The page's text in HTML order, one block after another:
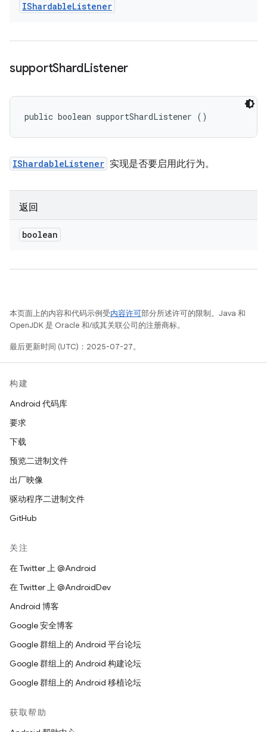
IShardableListener
supportShardListener
public boolean supportShardListener ()
IShardableListener 实现是否要启用此行为。
返回
boolean
本页面上的内容和代码示例受内容许可部分所述许可的限制。Java 和
OpenJDK 是 Oracle 和/或其关联公司的注册商标。
最后更新时间 (UTC)：2025-07-27。
构建
Android 代码库
要求
下载
预览二进制文件
出厂映像
驱动程序二进制文件
GitHub
关注
在 Twitter 上 @Android
在 Twitter 上 @AndroidDev
Android 博客
Google 安全博客
Google 群组上的 Android 平台论坛
Google 群组上的 Android 构建论坛
Google 群组上的 Android 移植论坛
获取帮助